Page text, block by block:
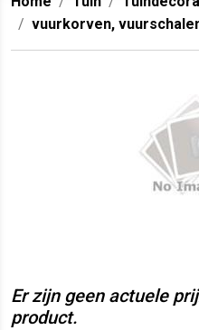
vuurkorven,
Er zijn geen actuele
product.